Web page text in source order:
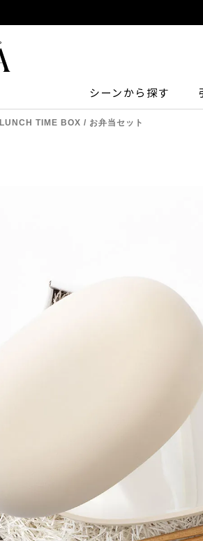
シーンから探す
LUNCH TIME BOX / お弁当セット